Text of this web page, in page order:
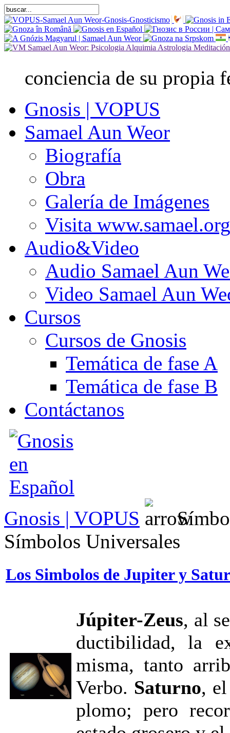
conciencia de su propia
Gnosis | VOPUS
Samael Aun Weor
Biografía
Obra
Galería de Imágenes
Visita www.samael.org
Audio&Video
Audio Samael Aun
Video Samael Aun
Cursos
Cursos de Gnosis
Temática de fase A
Temática de fase B
Contáctanos
Gnosis | VOPUS
Símbolos Universales
Los Simbolos de Jupiter y
Júpiter-Zeus, al
ductibilidad, la
misma, tanto
Verbo. Saturno,
plomo; pero